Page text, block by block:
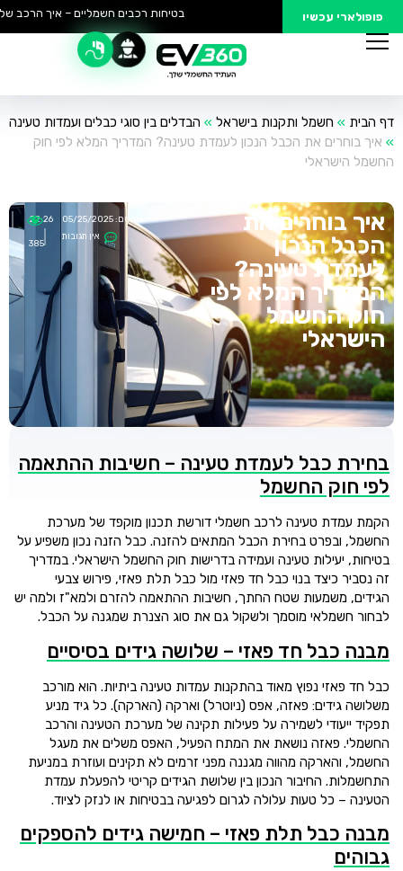
פופולארי עכשיו בטיחות רכבים חשמליים – איך הרכב
דף הבית » חשמל ותקנות בישראל » הבדלים בין סוגי כבלים ועמדות טעינה
» איך בוחרים את הכבל הנכון לעמדת טעינה? המדריך המלא לפי חוק
החשמל הישראלי
איך בוחרים את
הכבל הנכון
לעמדת טעינה?
המדריך המלא לפי
חוק החשמל
הישראלי
פורסם:05/25/2025
22:26
אין תגובות
385
בחירת כבל לעמדת טעינה – חשיבות ההתאמה
לפי חוק החשמל
הקמת עמדת טעינה לרכב חשמלי דורשת תכנון מוקפד של מערכת
החשמל, ובפרט בחירת הכבל המתאים להזנה. כבל הזנה נכון משפיע על
בטיחות, יעילות טעינה ועמידה בדרישות חוק החשמל הישראלי. במדריך
זה נסביר כיצד בנוי כבל חד פאזי מול כבל תלת פאזי, פירוש צבעי
הגידים, משמעות שטח החתך, חשיבות ההתאמה להזרם ולמא"ז ולמה יש
לבחור חשמלאי מוסמך ולשקול גם את סוג הצנרת שמגנה על הכבל.
מבנה כבל חד פאזי – שלושה גידים בסיסיים
כבל חד פאזי נפוץ מאוד בהתקנות עמדות טעינה ביתיות. הוא מורכב
משלושה גידים: פאזה, אפס (ניוטרל) וארקה (הארקה). כל גיד מניע
תפקיד ייעודי לשמירה על פעילות תקינה של מערכת הטעינה והרכב
החשמלי. פאזה נושאת את המתח הפעיל, האפס משלים את מעגל
החשמל, והארקה מהווה מגננה מפני זרמים לא תקינים ועוזרת במניעת
התחשמלות. החיבור הנכון בין שלושת הגידים קריטי להפעלת עמדת
הטעינה – כל טעות עלולה לגרום לפגיעה בבטיחות או לנזק לציוד.
מבנה כבל תלת פאזי – חמישה גידים להספקים
גבוהים